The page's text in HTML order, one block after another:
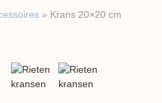
» Krans 20×20 cm